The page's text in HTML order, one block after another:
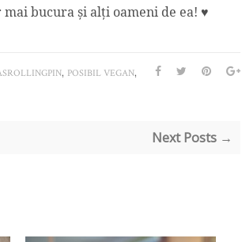
bucura şi alţi oameni de ea! ♥
, POSIBIL VEGAN,
Next Posts →